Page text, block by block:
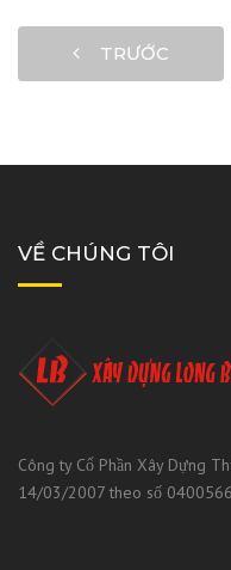
TRƯỚC
VỀ CHÚNG TÔI
Công ty Cổ Phần Xây Dựng
14/03/2007 theo số